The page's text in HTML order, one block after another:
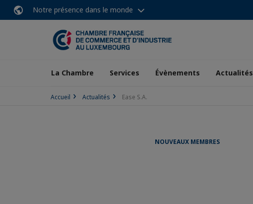
Notre présence dans le monde
La Chambre Services Évènements Actualités
Accueil Actualités Ease S.A.
NOUVEAUX MEMBRES